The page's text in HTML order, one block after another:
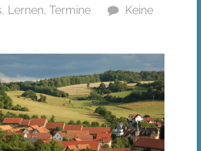
, Lernen, Termine
Keine